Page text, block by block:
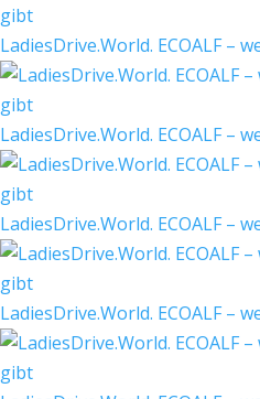
LadiesDrive.World. ECOALF –
LadiesDrive.World. ECOALF –
LadiesDrive.World. ECOALF –
LadiesDrive.World. ECOALF –